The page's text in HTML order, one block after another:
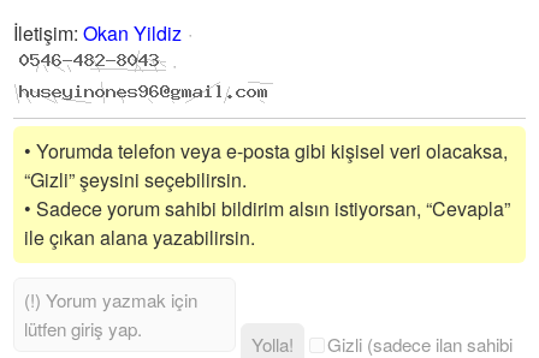
İletişim:Okan Yildiz
• Yorumda telefon veya e-posta gibi kişisel veri olacaksa,
“Gizli” şeysini seçebilirsin.
• Sadece yorum sahibi bildirim alsın istiyorsan, “Cevapla”
ile çıkan alana yazabilirsin.
Yolla!
Gizli (sadece ilan sahibi